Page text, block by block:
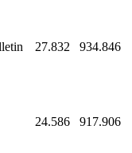
27.832 934.846
24.586 917.906